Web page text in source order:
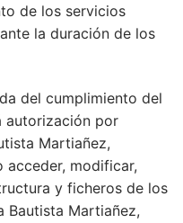
de los servicios
la duración de los
del cumplimiento del
autorización por
Martiañez,
acceder, modificar,
y ficheros de los
Bautista Martiañez,